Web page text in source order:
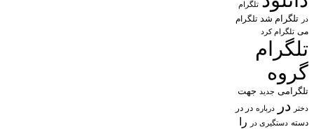
تلگرام
در تلگرام شد تلگرام
می تلگرام کرد
تلگرام
گروه
تلگرامی جدید جهت
دختر در درباره در در
دسته دستگیری در را